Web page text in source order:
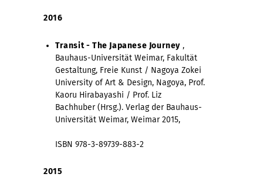
2016
Transit - The Japanese Journey ,
Bauhaus-Universität Weimar, Fakultät
Gestaltung, Freie Kunst / Nagoya Zokei
University of Art & Design, Nagoya, Prof.
Kaoru Hirabayashi / Prof. Liz
Bachhuber (Hrsg.). Verlag der Bauhaus-
Universität Weimar, Weimar 2015,
ISBN 978-3-89739-883-2
2015